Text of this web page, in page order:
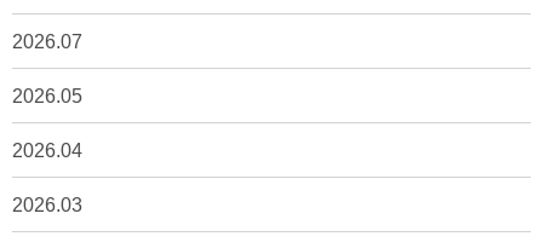
2026.07
2026.05
2026.04
2026.03